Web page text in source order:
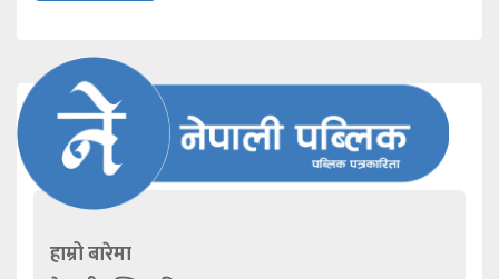
हाम्रो बारेमा